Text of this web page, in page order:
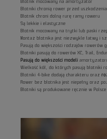
Błotnik mocowany na amortyzator
Błotniki chronią rower przed
Błotnik chroni dolną rurę ramy roweru
Są lekkie i elastyczne
Błotnik mocowany na trytki lub paski
Montaż błotnika jest niezwykle łatwy i
Pasują do większości rodzajów rowerów
Błotniki pasują do rowerów XC, Trail,
Pasują do większości modeli
Wielkość kół, do których pasują błotniki
Błotniki 4-bike dodają charakteru oraz
Rower bez błotnika jest niepełny oraz
Błotniki są produkowane ręcznie w Polsce